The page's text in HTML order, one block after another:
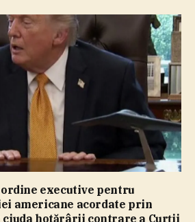
executive pentru
americane acordate prin
ciuda hotărârii contrare a Curţii